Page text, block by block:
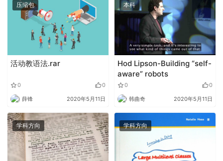
压缩包
活动教语法.rar
0 0
薛锋 2020年5月11日
本科
Hod Lipson-Building “self-
aware” robots
0 0
韩曲奇 2020年5月11日
学科方向 学科方向